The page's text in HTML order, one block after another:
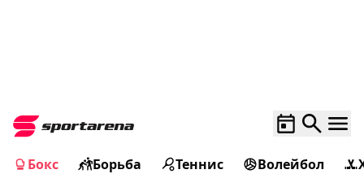
Бокс Борьба Теннис Волейбол